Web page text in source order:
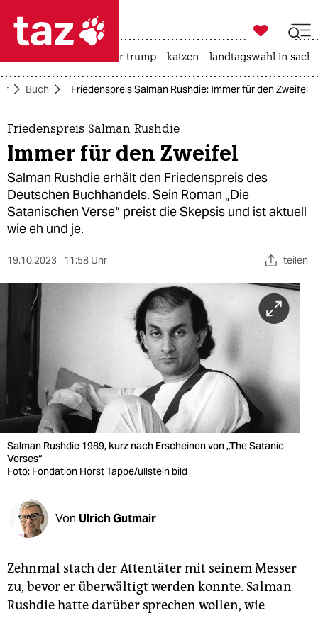
 taz zahl ich
taz zahl ich
themen
politik
öko
gesellschaft
kultur
sport
berlin
wahrheit
verlag
verlag
veranstaltungen
shop
fragen & hilfe
abo
genossenschaft

taz zahl ich
usa unter trump katzen landtagswahl in
Buch Friedenspreis Salman Rushdie: Immer für den Zweifel
Friedenspreis Salman Rushdie
Immer für den Zweifel
Salman Rushdie erhält den Friedenspreis des
Deutschen Buchhandels. Sein Roman „Die
Satanischen Verse“ preist die Skepsis und ist aktuell
wie eh und je.
19.10.2023 11:58 Uhr teilen
Salman Rushdie 1989, kurz nach Erscheinen von „The Satanic
Verses“
Foto: Fondation Horst Tappe/ullstein bild
Von Ulrich Gutmair
Zehnmal stach der Attentäter mit seinem Messer
zu, bevor er überwältigt werden konnte. Salman
Rushdie hatte darüber sprechen wollen, wie